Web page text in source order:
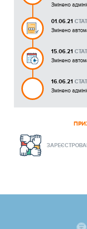
Змінено
01.06.21
Змінено
15.06.21
Змінено
16.06.21
Змінено